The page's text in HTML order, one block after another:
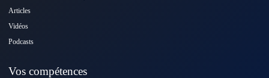
Articles
Vidéos
Podcasts
Vos compétences